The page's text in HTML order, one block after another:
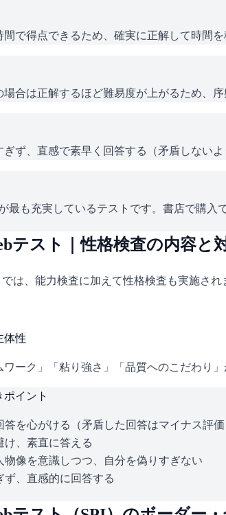
で得点できるため、確実に正解して時間を
場合は正解するほど難易度が上がるため、
ず、直感で素早く回答する（矛盾しないよ
最も充実しているテストです。書店で購入
テスト｜性格検査の内容と
では、能力検査に加えて性格検査も実施さ
体性
ワーク」「粘り強さ」「品質へのこだわり
イント
を心がける（矛盾した回答はマイナス評価
け、素直に答える
物像を意識しつつ、自分を偽りすぎない
ず、直感的に回答する